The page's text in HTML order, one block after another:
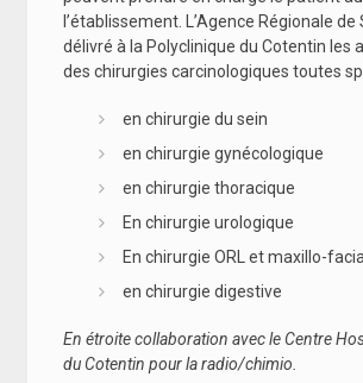
l’établissement. L’Agence Régionale de
délivré à la Polyclinique du Cotentin les
des chirurgies carcinologiques toutes
en chirurgie du sein
en chirurgie gynécologique
en chirurgie thoracique
En chirurgie urologique
En chirurgie ORL et maxillo-
en chirurgie digestive
En étroite collaboration avec le Centre
du Cotentin pour la radio/chimio.